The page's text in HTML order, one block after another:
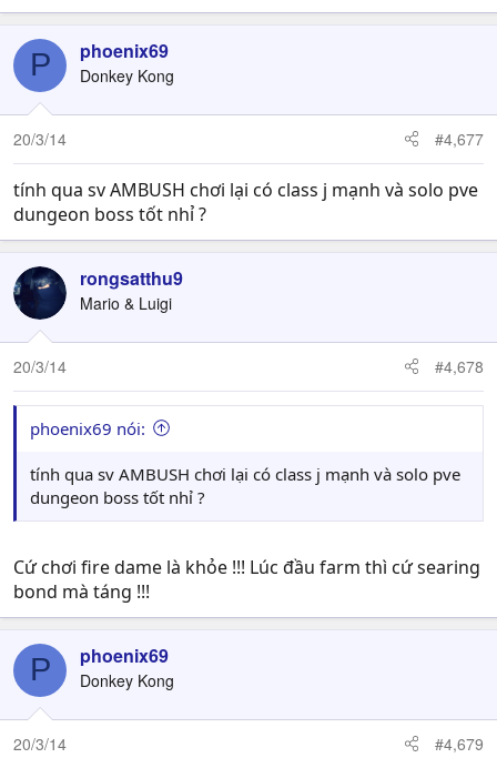
P phoenix69
Donkey Kong
20/3/14 #4,677
tính qua sv AMBUSH chơi lại có class j mạnh và solo pve
dungeon boss tốt nhỉ ?
rongsatthu9
Mario & Luigi
20/3/14 #4,678
phoenix69 nói:
tính qua sv AMBUSH chơi lại có class j mạnh và solo pve
dungeon boss tốt nhỉ ?
Cứ chơi fire dame là khỏe !!! Lúc đầu farm thì cứ searing
bond mà táng !!!
P phoenix69
Donkey Kong
20/3/14 #4,679